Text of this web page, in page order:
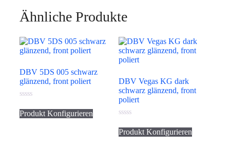
Ähnliche Produkte
DBV 5DS 005 schwarz
glänzend, front poliert
von
5
Produkt Konfigurieren
DBV Vegas KG dark
schwarz glänzend, front
poliert
von
5
Produkt Konfigurieren